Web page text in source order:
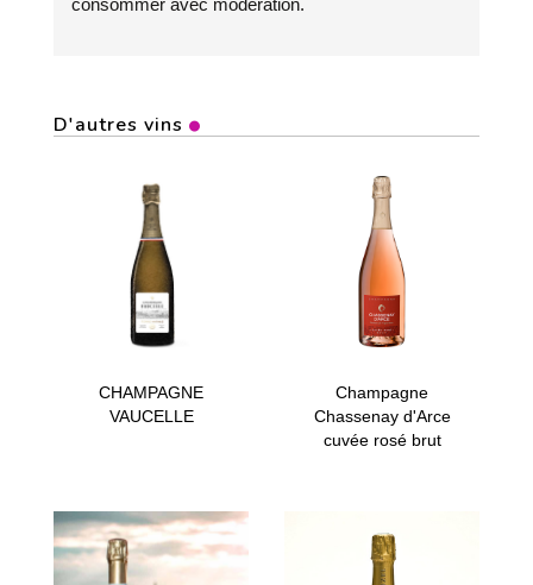
consommer avec modération.
D'autres vins
CHAMPAGNE
VAUCELLE
Champagne
Chassenay d'Arce
cuvée rosé brut